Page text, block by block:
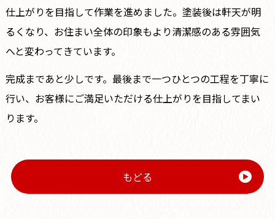
仕上がりを目指して作業を進めました。塗装後は軒天が明
るくなり、お住まい全体の印象もより清潔感のある雰囲気
へと変わってきています。
完成まであと少しです。最後まで一つひとつの工程を丁寧に
行い、お客様にご満足いただける仕上がりを目指してまい
ります。
もどる